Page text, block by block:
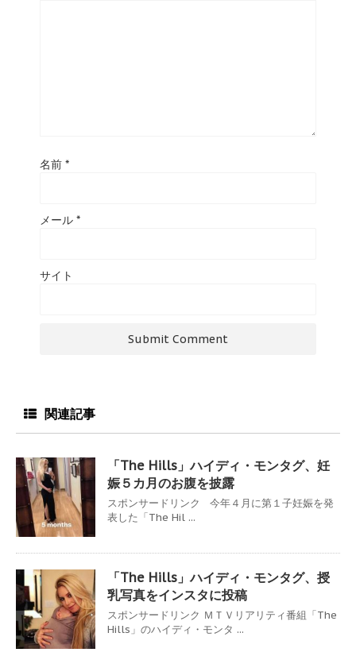
名前 *
メール *
サイト
関連記事
「The Hills」ハイディ・モンタグ、妊
娠５カ月のお腹を披露
スポンサードリンク 今年４月に第１子妊娠を発
表した「The Hil ...
「The Hills」ハイディ・モンタグ、授
乳写真をインスタに投稿
スポンサードリンク ＭＴＶリアリティ番組「The
Hills」のハイディ・モンタ ...